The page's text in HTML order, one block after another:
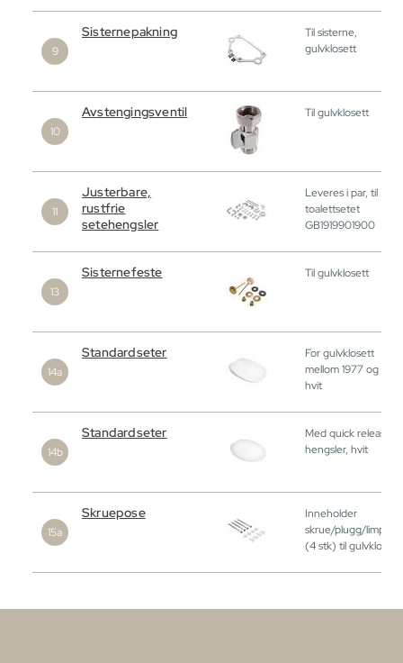
Sisternepakning
Til sisterne,
gulvklosett
Avstengingsventil Til gulvklosett
Justerbare,
rustfrie
setehengsler
Leveres i par, til
toalettsetet
GB1919901900
Sisternefeste Til gulvklosett
Standardseter
For gulvklosett
mellom 1977 og
hvit
Standardseter
Med quick release-
hengsler, hvit
Skruepose
Inneholder
skrue/plugg/
(4 stk) til gulvklosett